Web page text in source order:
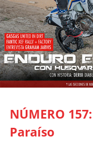
NÚMERO 157:
Paraíso